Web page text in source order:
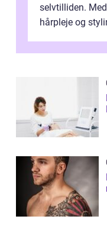
selvtilliden.
hårpleje og
innova...